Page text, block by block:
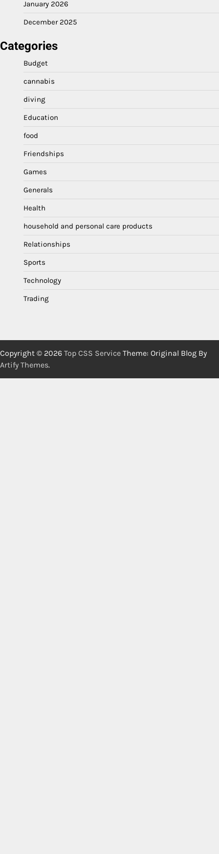
January 2026
December 2025
Categories
Budget
cannabis
diving
Education
food
Friendships
Games
Generals
Health
household and personal care products
Relationships
Sports
Technology
Trading
Copyright © 2026 Top CSS Service Theme: Original Blog By
Artify Themes.